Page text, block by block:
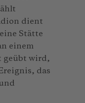
dient
Stätte
einem
geübt wird,
das